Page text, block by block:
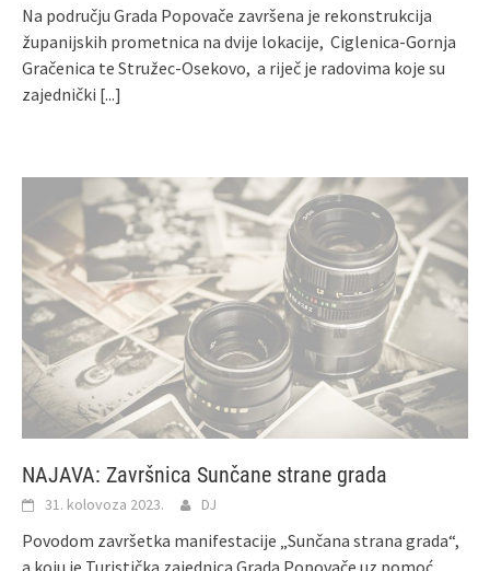
Na području Grada Popovače završena je rekonstrukcija
županijskih prometnica na dvije lokacije, Ciglenica-Gornja
Gračenica te Stružec-Osekovo, a riječ je radovima koje su
zajednički [...]
NAJAVA: Završnica Sunčane strane grada
31. kolovoza 2023. DJ
Povodom završetka manifestacije „Sunčana strana grada“,
a koju je Turistička zajednica Grada Popovače uz pomoć